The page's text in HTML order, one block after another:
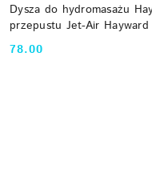
Dysza do hydromasażu
przepustu Jet-Air Hayward
Cena:
78.00